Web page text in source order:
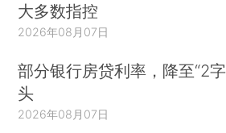
大多数指控
2026年08月07日
部分银行房贷利率，降至“2字
头
2026年08月07日